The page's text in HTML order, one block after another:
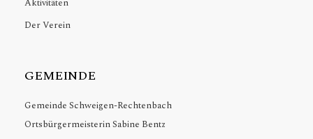
Der Verein
GEMEINDE
Gemeinde Schweigen-Rechtenbach
Ortsbürgermeisterin Sabine Bentz